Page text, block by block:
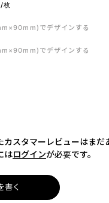
枚
でデザインする
でデザインする
スタマーレビューはまだ
はログインが必要です。
書く